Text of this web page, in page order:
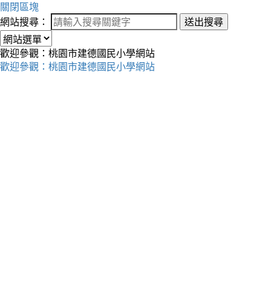
關閉區塊
網站搜尋：
送出搜尋
歡迎參觀：桃園市建德國民小學網站
歡迎參觀：桃園市建德國民小學網站